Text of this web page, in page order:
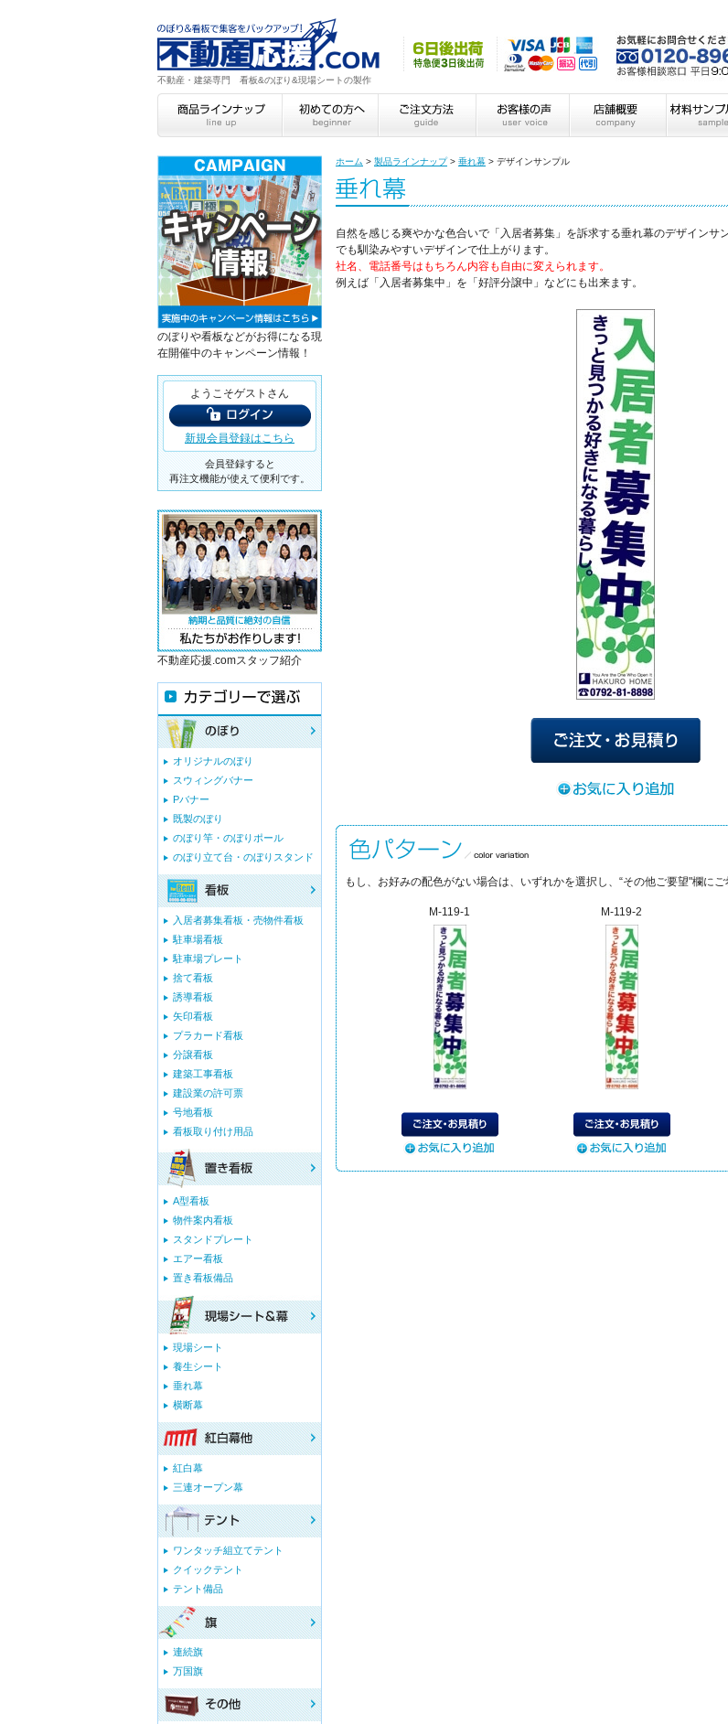
不動産・建築専門 看板&のぼり&現場シートの製作
ホーム > 製品ラインナップ> 垂れ幕 > デザインサンプル
自然を感じる爽やかな色合いで「入居者募集」を訴求する垂れ幕のデザインサ
でも馴染みやすいデザインで仕上がります。
社名、電話番号はもちろん内容も自由に変えられます。
例えば「入居者募集中」を「好評分譲中」などにも出来ます。
もし、お好みの配色がない場合は、いずれかを選択し、“その他ご要望"欄にご
M-119-1 M-119-2
のぼりや看板などがお得になる現
在開催中のキャンペーン情報！
ようこそゲストさん
新規会員登録はこちら
会員登録すると
再注文機能が使えて便利です。
不動産応援.comスタッフ紹介
オリジナルのぼり
スウィングバナー
Pバナー
既製のぼり
のぼり竿・のぼりポール
のぼり立て台・のぼりスタンド
入居者募集看板・売物件看板
駐車場看板
駐車場プレート
捨て看板
誘導看板
矢印看板
プラカード看板
分譲看板
建築工事看板
建設業の許可票
号地看板
看板取り付け用品
A型看板
物件案内看板
スタンドプレート
エアー看板
置き看板備品
現場シート
養生シート
垂れ幕
横断幕
紅白幕
三連オープン幕
ワンタッチ組立てテント
クイックテント
テント備品
連続旗
万国旗